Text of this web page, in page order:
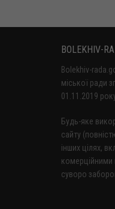
BOLEKHIV-
Bolekhiv-
міської ради
01.11.2019
Будь-яке
сайту
інших цілях,
суворо